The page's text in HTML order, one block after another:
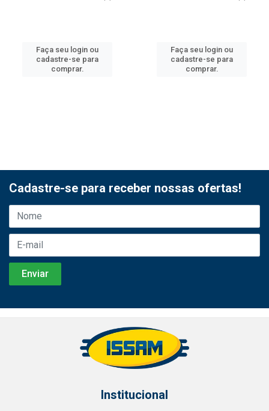
Faça seu login ou
cadastre-se para
comprar.
Faça seu login ou
cadastre-se para
comprar.
Cadastre-se para receber nossas ofertas!
Institucional